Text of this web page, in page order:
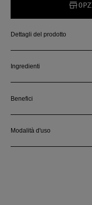
Dettagli del prodotto
Ingredienti
Benefici
Modalità d'uso